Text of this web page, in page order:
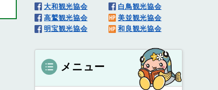
大和観光協会
白鳥観光協会
高鷲観光協会
美並観光協会
明宝観光協会
和良観光協会
メニュー